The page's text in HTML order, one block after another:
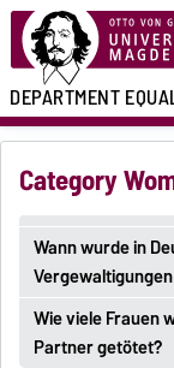
DEPARTMENT
Category
Wann wurde in
Wie viele Frauen
Partner getötet?